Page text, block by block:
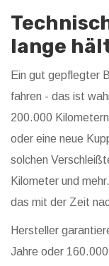
lange
Ein gut gepflegter
fahren - das ist
200.000
oder eine neue
solchen
Kilometer und
das mit der Zeit
Hersteller
Jahre oder